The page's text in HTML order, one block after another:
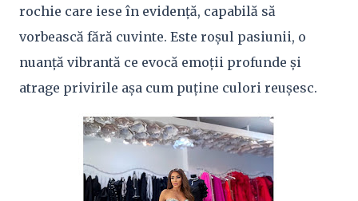
rochie care iese în evidență, capabilă să
vorbească fără cuvinte. Este roșul pasiunii, o
nuanță vibrantă ce evocă emoții profunde și
atrage privirile așa cum puține culori reușesc.